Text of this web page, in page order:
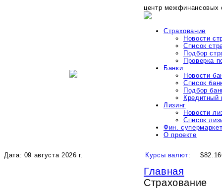
центр межфинансовых
Страхование
Новости
Список
Подбор
Проверка
Банки
Новости
Список
Подбор
Кредитный
Лизинг
Новости
Список
Фин.
О проекте
Дата: 09 августа 2026 г. Курсы валют:
Главная
Страхование